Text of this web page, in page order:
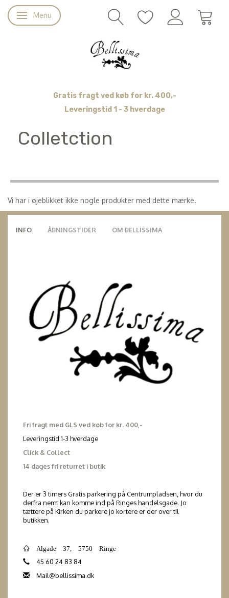
Skifte navigation
Menu
Gratis fragt ved køb for kr. 400,-
Leveringstid 1 - 3 hverdage
Colletction
Vi har i øjeblikket ikke nogle produkter med dette mærke.
INFO ÅBNINGSTIDER OM BELLISSIMA
Fri fragt med GLS ved køb for kr. 400,-
Leveringstid 1-3 hverdage
Click & Collect
14 dages fri returret i butik
Der er 3 timers Gratis parkering på Centrumpladsen, hvor du
derfra nemt kan komme ind på Ringes handelsgade. Jo
tættere på Kirken du parkere jo kortere er der over til
butikken.
Algade 37, 5750 Ringe
45 60 24 83 84
Mail@bellissima.dk